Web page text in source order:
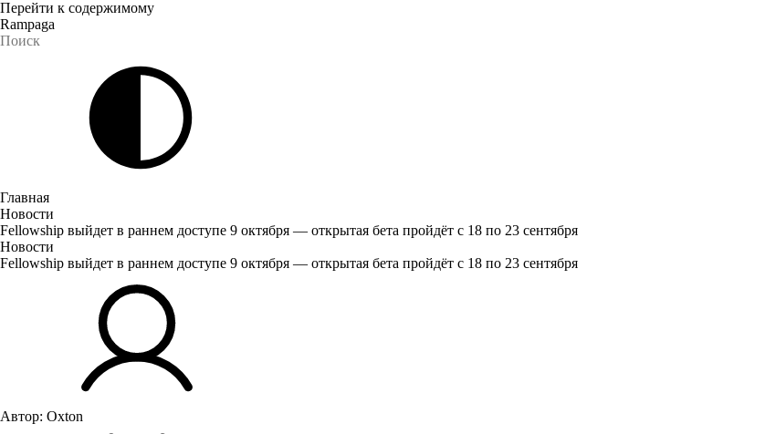
Перейти к содержимому
Rampaga
Главная
Новости
Fellowship выйдет в раннем доступе 9 октября — открытая бета пройдёт с 18 по 23 сентября
Новости
Fellowship выйдет в раннем доступе 9 октября — открытая бета пройдёт с 18 по 23 сентября
Автор: Oxton